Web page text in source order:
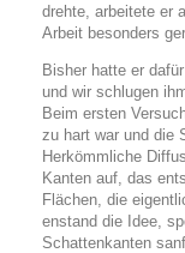
drehte, arbeitete er
Arbeit besonders
Bisher hatte er
und wir schlugen
Beim ersten
zu hart war und die
Herkömmliche
Kanten auf, das
Flächen, die
enstand die Idee,
Schattenkanten